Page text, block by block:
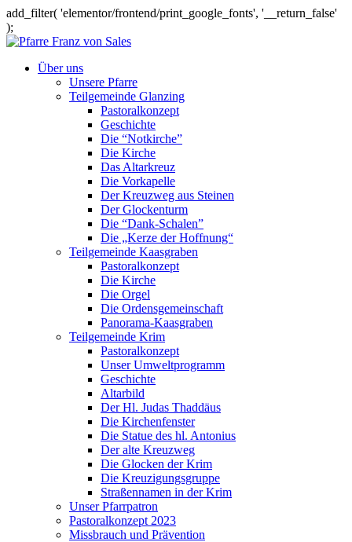
add_filter( 'elementor/frontend/print_google_fonts', '__return_false'
);
Über uns
Unsere Pfarre
Teilgemeinde Glanzing
Pastoralkonzept
Geschichte
Die “Notkirche”
Die Kirche
Das Altarkreuz
Die Vorkapelle
Der Kreuzweg aus Steinen
Der Glockenturm
Die “Dank-Schalen”
Die „Kerze der Hoffnung“
Teilgemeinde Kaasgraben
Pastoralkonzept
Die Kirche
Die Orgel
Die Ordensgemeinschaft
Panorama-Kaasgraben
Teilgemeinde Krim
Pastoralkonzept
Unser Umweltprogramm
Geschichte
Altarbild
Der Hl. Judas Thaddäus
Die Kirchenfenster
Die Statue des hl. Antonius
Der alte Kreuzweg
Die Glocken der Krim
Die Kreuzigungsgruppe
Straßennamen in der Krim
Unser Pfarrpatron
Pastoralkonzept 2023
Missbrauch und Prävention